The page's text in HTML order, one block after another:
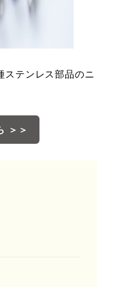
ステンレス部品のニ
＞＞